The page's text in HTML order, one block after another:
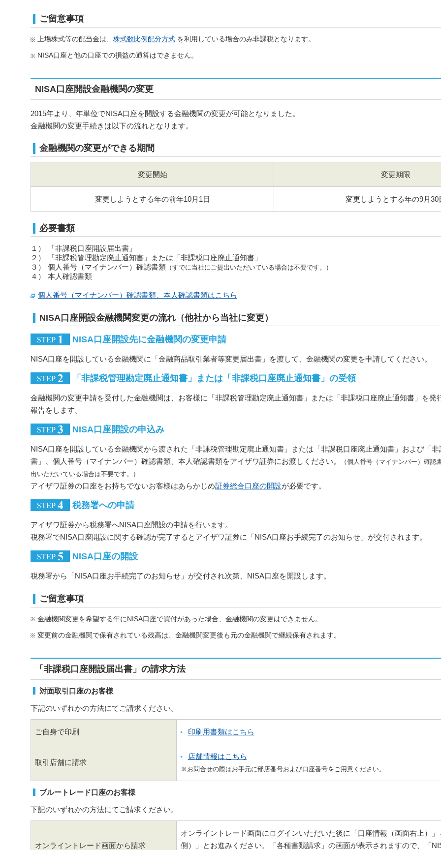
ご留意事項
上場株式等の配当金は、 株式数比例配分方式 を利用している場合のみ非課税となります。
NISA口座と他の口座での損益の通算はできません。
NISA口座開設金融機関の変更
2015年より、年単位でNISA口座を開設する金融機関の変更が可能となりました。
金融機関の変更手続きは以下の流れとなります。
金融機関の変更ができる期間
変更開始 変更期限
変更しようとする年の前年10月1日 変更しようとする年の9月30
必要書類
１）
「非課税口座開設届出書」
２）
「非課税管理勘定廃止通知書」または「非課税口座廃止通知書」
３）
個人番号（マイナンバー）確認書類 （すでに当社にご提出いただいている場合は不要です。）
４） 本人確認書類
個人番号（マイナンバー）確認書類、本人確認書類はこちら
NISA口座開設金融機関変更の流れ（他社から当社に変更）
NISA口座開設先に金融機関の変更申請
NISA口座を開設している金融機関に「金融商品取引業者等変更届出書」を渡して、金融機関の変更を申請してください。
「非課税管理勘定廃止通知書」または「非課税口座廃止通知書」の受領
金融機関の変更申請を受付した金融機関は、お客様に「非課税管理勘定廃止通知書」または「非課税口座廃止通知書」を発
報告をします。
NISA口座開設の申込み
NISA口座を開設している金融機関から渡された「非課税管理勘定廃止通知書」または「非課税口座廃止通知書」および「非
書」、個人番号（マイナンバー）確認書類、本人確認書類をアイザワ証券にお渡しください。
（個人番号（マイナンバー）確認
出いただいている場合は不要です。）
アイザワ証券の口座をお持ちでないお客様はあらかじめ証券総合口座の開設が必要です。
税務署への申請
アイザワ証券から税務署へNISA口座開設の申請を行います。
税務署でNISA口座開設に関する確認が完了するとアイザワ証券に「NISA口座お手続完了のお知らせ」が交付されます。
NISA口座の開設
税務署から「NISA口座お手続完了のお知らせ」が交付され次第、NISA口座を開設します。
ご留意事項
金融機関変更を希望する年にNISA口座で買付があった場合、金融機関の変更はできません。
変更前の金融機関で保有されている残高は、金融機関変更後も元の金融機関で継続保有されます。
「非課税口座開設届出書」の請求方法
対面取引口座のお客様
下記のいずれかの方法にてご請求ください。
ご自身で印刷 印刷用書類はこちら
取引店舗に請求
店舗情報はこちら
※お問合せの際はお手元に部店番号および口座番号をご用意ください。
ブルートレード口座のお客様
下記のいずれかの方法にてご請求ください。
オンライントレード画面から請求
オンライントレード画面にログインいただいた後に「口座情報（画面右上）
側）」とお進みください。「各種書類請求」の画面が表示されますので、「